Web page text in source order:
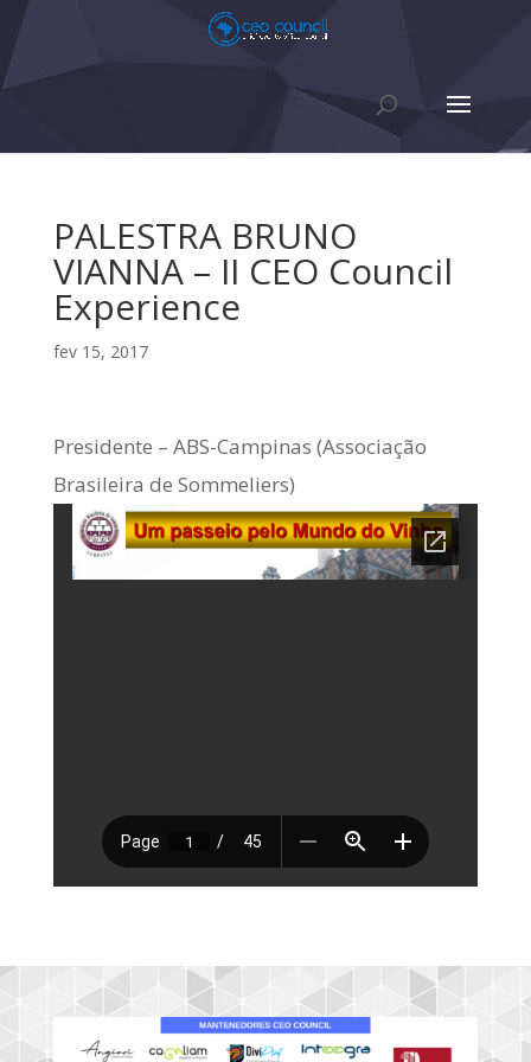
PALESTRA BRUNO
VIANNA – II CEO Council
Experience
fev 15, 2017
Presidente – ABS-Campinas (Associação
Brasileira de Sommeliers)